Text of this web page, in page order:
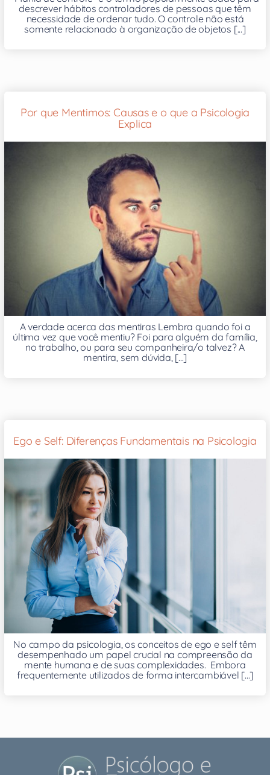
descrever hábitos controladores de pessoas que têm
necessidade de ordenar tudo. O controle não está
somente relacionado à organização de objetos [...]
Por que Mentimos: Causas e o que a Psicologia
Explica
A verdade acerca das mentiras Lembra quando foi a
última vez que você mentiu? Foi para alguém da família,
no trabalho, ou para seu companheira/o talvez? A
mentira, sem dúvida, [...]
Ego e Self: Diferenças Fundamentais na Psicologia
No campo da psicologia, os conceitos de ego e self têm
desempenhado um papel crucial na compreensão da
mente humana e de suas complexidades. Embora
frequentemente utilizados de forma intercambiável [...]